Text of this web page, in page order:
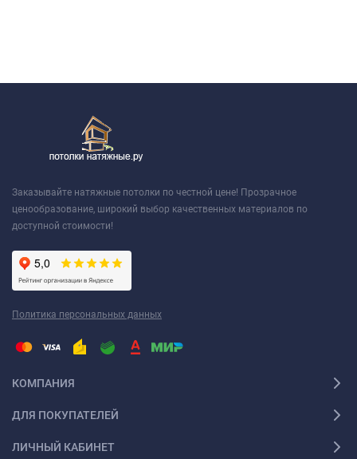
Заказывайте натяжные потолки по честной цене! Прозрачное
ценообразование, широкий выбор качественных материалов по
доступной стоимости!
Политика персональных данных
КОМПАНИЯ
ДЛЯ ПОКУПАТЕЛЕЙ
ЛИЧНЫЙ КАБИНЕТ